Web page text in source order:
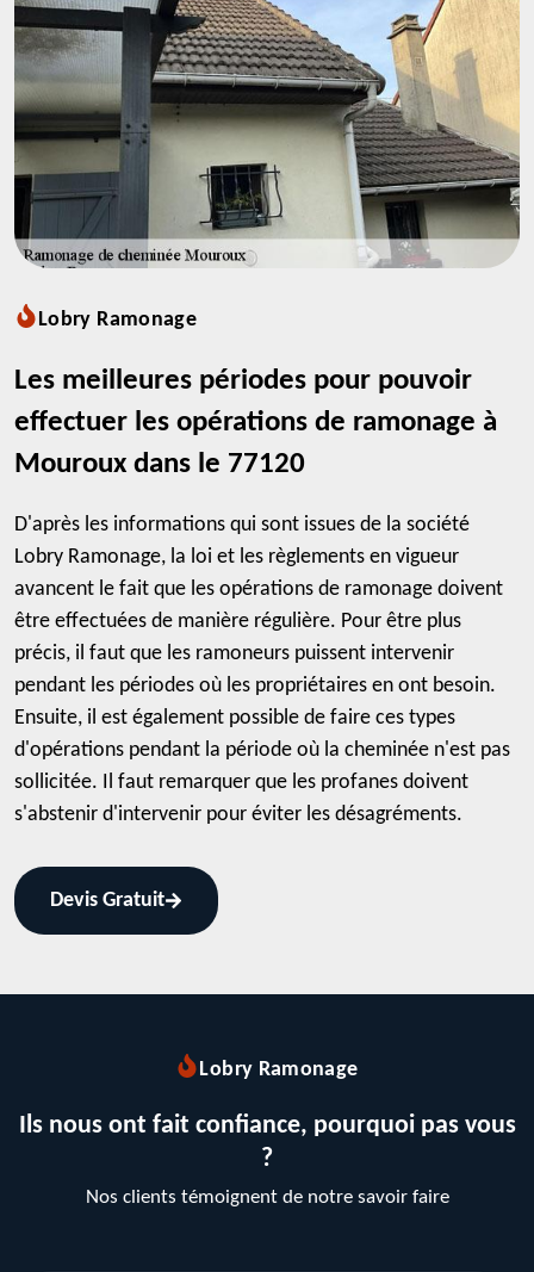
Lobry Ramonage
Les meilleures périodes pour pouvoir
effectuer les opérations de ramonage à
Mouroux dans le 77120
D'après les informations qui sont issues de la société
Lobry Ramonage, la loi et les règlements en vigueur
avancent le fait que les opérations de ramonage doivent
être effectuées de manière régulière. Pour être plus
précis, il faut que les ramoneurs puissent intervenir
pendant les périodes où les propriétaires en ont besoin.
Ensuite, il est également possible de faire ces types
d'opérations pendant la période où la cheminée n'est pas
sollicitée. Il faut remarquer que les profanes doivent
s'abstenir d'intervenir pour éviter les désagréments.
Devis Gratuit
Lobry Ramonage
Ils nous ont fait confiance, pourquoi pas vous
?
Nos clients témoignent de notre savoir faire